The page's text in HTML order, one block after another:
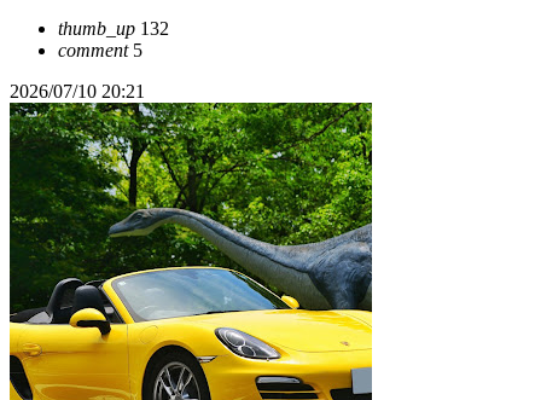
thumb_up 132
comment5
2026/07/10 20:21